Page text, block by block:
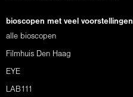
bioscopen met veel voorstellingen
alle bioscopen
Filmhuis Den Haag
EYE
LAB111